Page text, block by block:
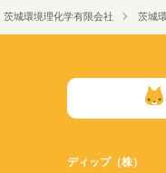
茨城環境理化学有限会社 茨城
ディップ（株）